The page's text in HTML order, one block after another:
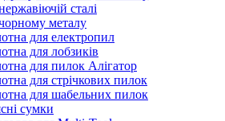
сталі
металу
для електропил
для лобзиків
для пилок Алігатор
для стрічкових пилок
для шабельних пилок
сумки